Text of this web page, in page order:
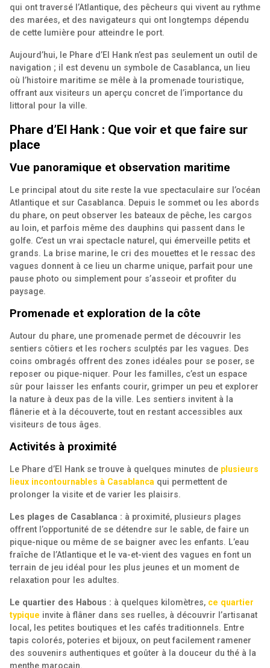
qui ont traversé l’Atlantique, des pêcheurs qui vivent au rythme
des marées, et des navigateurs qui ont longtemps dépendu
de cette lumière pour atteindre le port.
Aujourd’hui, le Phare d’El Hank n’est pas seulement un outil de
navigation ; il est devenu un symbole de Casablanca, un lieu
où l’histoire maritime se mêle à la promenade touristique,
offrant aux visiteurs un aperçu concret de l’importance du
littoral pour la ville.
Phare d’El Hank : Que voir et que faire sur
place
Vue panoramique et observation maritime
Le principal atout du site reste la vue spectaculaire sur l’océan
Atlantique et sur Casablanca. Depuis le sommet ou les abords
du phare, on peut observer les bateaux de pêche, les cargos
au loin, et parfois même des dauphins qui passent dans le
golfe. C’est un vrai spectacle naturel, qui émerveille petits et
grands. La brise marine, le cri des mouettes et le ressac des
vagues donnent à ce lieu un charme unique, parfait pour une
pause photo ou simplement pour s’asseoir et profiter du
paysage.
Promenade et exploration de la côte
Autour du phare, une promenade permet de découvrir les
sentiers côtiers et les rochers sculptés par les vagues. Des
coins ombragés offrent des zones idéales pour se poser, se
reposer ou pique-niquer. Pour les familles, c’est un espace
sûr pour laisser les enfants courir, grimper un peu et explorer
la nature à deux pas de la ville. Les sentiers invitent à la
flânerie et à la découverte, tout en restant accessibles aux
visiteurs de tous âges.
Activités à proximité
Le Phare d’El Hank se trouve à quelques minutes de plusieurs
lieux incontournables à Casablanca qui permettent de
prolonger la visite et de varier les plaisirs.
Les plages de Casablanca : à proximité, plusieurs plages
offrent l’opportunité de se détendre sur le sable, de faire un
pique-nique ou même de se baigner avec les enfants. L’eau
fraîche de l’Atlantique et le va-et-vient des vagues en font un
terrain de jeu idéal pour les plus jeunes et un moment de
relaxation pour les adultes.
Le quartier des Habous : à quelques kilomètres, ce quartier
typique invite à flâner dans ses ruelles, à découvrir l’artisanat
local, les petites boutiques et les cafés traditionnels. Entre
tapis colorés, poteries et bijoux, on peut facilement ramener
des souvenirs authentiques et goûter à la douceur du thé à la
menthe marocain.